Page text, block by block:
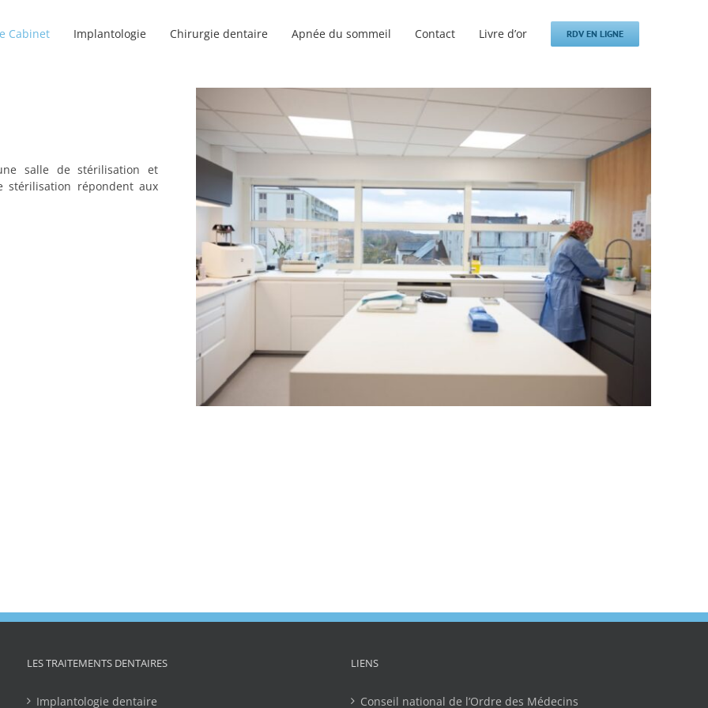
Cabinet Implantologie Chirurgie dentaire Apnée du sommeil Contact Livre d’or RDV EN LIGNE
salle de stérilisation et
stérilisation répondent aux
LES TRAITEMENTS DENTAIRES
Implantologie dentaire
LIENS
Conseil national de l’Ordre des Médecins